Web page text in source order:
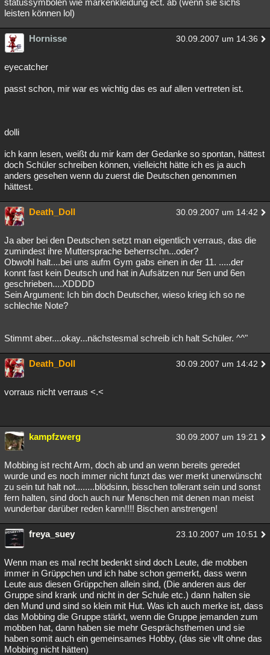
statussymbolen wie markenkleidung ect. ab (wenn sie sichs
leisten können lol)
Hornisse 30.09.2007 um 14:36
eyecatcher
passt schon, mir war es wichtig das es auf allen vertreten ist.
dolli
ich kann lesen, weißt du mir kam der Gedanke so spontan, hättest
doch Schüler schreiben können, vielleicht hätte ich es ja auch
anders gesehen wenn du zuerst die Deutschen genommen
hättest.
Death_Doll 30.09.2007 um 14:42
Ja aber bei den Deutschen setzt man eigentlich verraus, das die
zumindest ihre Muttersprache beherrschn...oder?
Obwohl halt....bei uns aufm Gym gabs einen in der 11. .....der
konnt fast kein Deutsch und hat in Aufsätzen nur 5en und 6en
geschrieben....XDDDD
Sein Argument: Ich bin doch Deutscher, wieso krieg ich so ne
schlechte Note?
Stimmt aber....okay...nächstesmal schreib ich halt Schüler. ^^"
Death_Doll 30.09.2007 um 14:42
vorraus nicht verraus <.<
kampfzwerg 30.09.2007 um 19:21
Mobbing ist recht Arm, doch ab und an wenn bereits geredet
wurde und es noch immer nicht funzt das wer merkt unerwünscht
zu sein tut halt not........blödsinn, bisschen tollerant sein und sonst
fern halten, sind doch auch nur Menschen mit denen man meist
wunderbar darüber reden kann!!!! Bischen anstrengen!
freya_suey 23.10.2007 um 10:51
Wenn man es mal recht bedenkt sind doch Leute, die mobben
immer in Grüppchen und ich habe schon gemerkt, dass wenn
Leute aus diesen Grüppchen allein sind, (Die anderen aus der
Gruppe sind krank und nicht in der Schule etc.) dann halten sie
den Mund und sind so klein mit Hut. Was ich auch merke ist, dass
das Mobbing die Gruppe stärkt, wenn die Gruppe jemanden zum
mobben hat, dann haben sie mehr Gesprächsthemen und sie
haben somit auch ein gemeinsames Hobby, (das sie vllt ohne das
Mobbing nicht hätten)